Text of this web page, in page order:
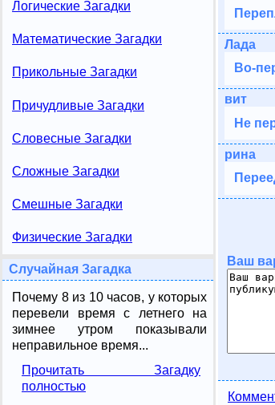
Логические Загадки
Математические Загадки
Прикольные Загадки
Причудливые Загадки
Словесные Загадки
Сложные Загадки
Смешные Загадки
Физические Загадки
Случайная Загадка
Почему 8 из 10 часов, у которых
перевели время с летнего на
зимнее утром показывали
неправильное время...
Прочитать Загадку
полностью
Лада
Во-
вит
Не
рина
Ваш